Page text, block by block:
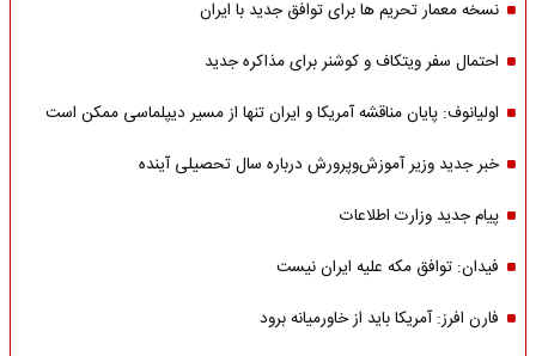
نسخه معمار تحریم ها برای توافق جدید با ایران
احتمال سفر ویتکاف و کوشنر برای مذاکره جدید
اولیانوف: پایان مناقشه آمریکا و ایران تنها از مسیر دیپلماسی ممکن است
خبر جدید وزیر آموزش‌وپرورش درباره سال تحصیلی آینده
پیام جدید وزارت اطلاعات
فیدان: توافق مکه علیه ایران نیست
فارن افرز: آمریکا باید از خاورمیانه برود